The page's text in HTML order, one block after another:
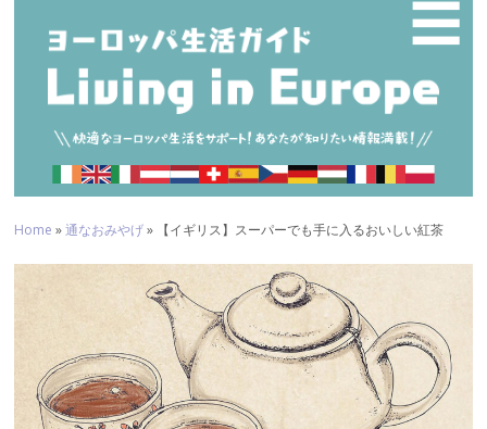
☰
Home »通なおみやげ» 【イギリス】スーパーでも手に入るおいしい紅茶